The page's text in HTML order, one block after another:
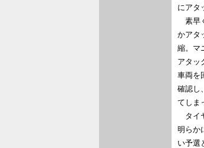
にアタ
素早
かアタ
縮。マ
アタッ
車両を
確認し
てしま
タイ
明らか
い予選